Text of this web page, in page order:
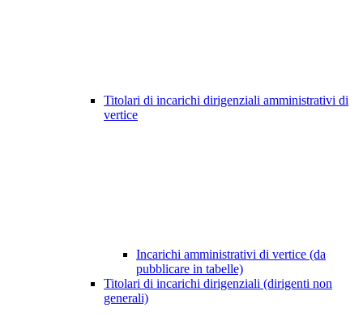
Titolari di incarichi dirigenziali amministrativi di
vertice
Incarichi amministrativi di vertice (da
pubblicare in tabelle)
Titolari di incarichi dirigenziali (dirigenti non
generali)